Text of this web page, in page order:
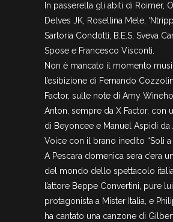
In passerella gli abiti di Roimer,
Delves JK, Rosellina Mele,
Sartoria Condotti, B.E.S, Sveva
Spose e Francesco Visconti.
Non è mancato il momento
l’esibizione di Fernando
Factor, sulle note di Amy
Anton, sempre da X Factor, con
di Beyoncee e Manuel Aspidi da
Voice con il brano inedito “Soli a
A Pescara domenica sera c’era
del mondo dello spettacolo
l’attore Beppe Convertini, pure
protagonista a Mister Italia, e
ha cantato una canzone di